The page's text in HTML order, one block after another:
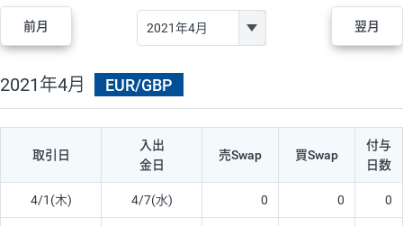
前月 翌月
2021年4月 EUR/GBP
取引日
入出
金日
売Swap 買Swap
付与
日数
4/1(木) 4/7(水) 0 0 0